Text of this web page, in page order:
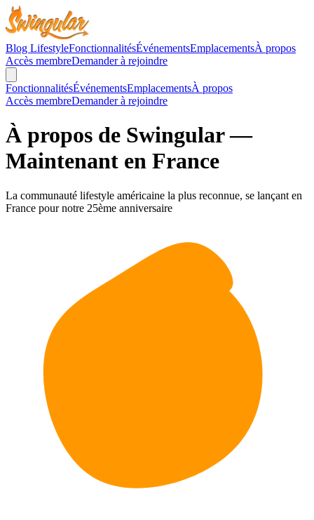
Blog LifestyleFonctionnalitésÉvénementsEmplacementsÀ propos
Accès membreDemander à rejoindre
FonctionnalitésÉvénementsEmplacementsÀ propos
Accès membreDemander à rejoindre
À propos de Swingular —
Maintenant en France
La communauté lifestyle américaine la plus reconnue, se lançant en
France pour notre 25ème anniversaire